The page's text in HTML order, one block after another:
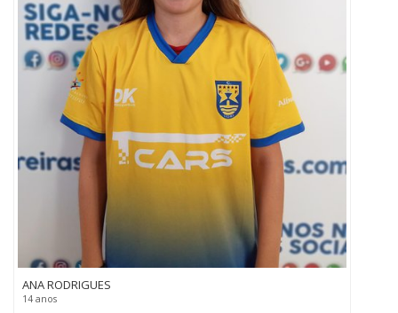
ANA RODRIGUES
14 anos